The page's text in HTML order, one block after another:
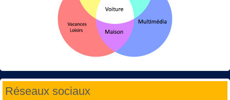
Réseaux sociaux